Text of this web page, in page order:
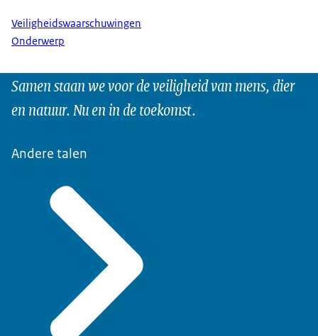
Veiligheidswaarschuwingen
Onderwerp
Samen staan we voor de veiligheid van mens, dier
en natuur. Nu en in de toekomst.
Andere talen